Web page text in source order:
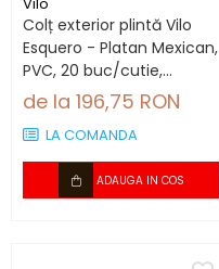
Colț exterior plintă Vilo
Esquero - Platan Mexican,
PVC, 20 buc/cutie,
compatibil plintă 66.6
de la 196,75 RON
LA COMANDA
ADAUGA IN COS